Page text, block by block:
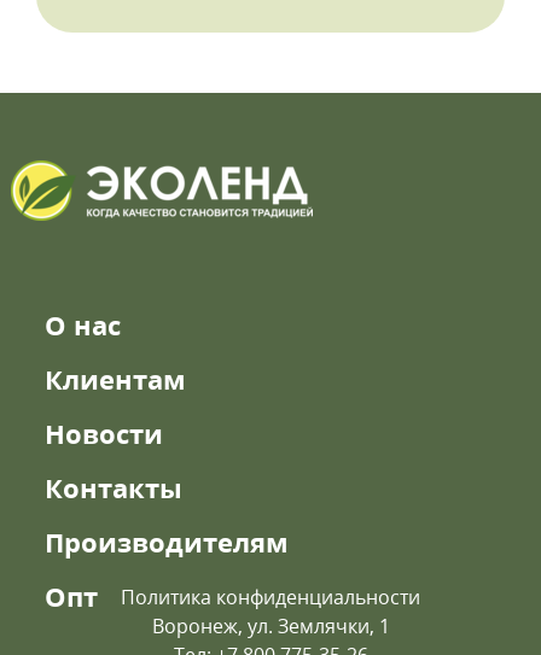
О нас
Клиентам
Новости
Контакты
Производителям
Опт
Политика конфиденциальности
Воронеж, ул. Землячки, 1